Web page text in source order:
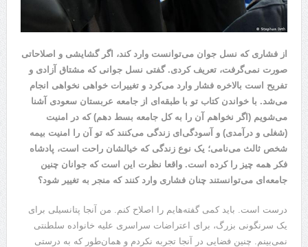
از فشاری که نسل جوان می‌توانست وارد کند، اگر گشایشی و اصلاحاتی
صورت نمی‌گرفت، تعریف کردی. گفتی نسل جوانی که مشتاق آزادی و
تفریح است بالاخره فشار وارد می‌کرد و تغییرات خواهی نخواهی انجام
می‌شد. با خواندن کتاب تو با طبقه‌ای از جامعه عربستان سعودی آشنا
می‌شویم (اگر نخواهم آن را به کل جامعه بسط دهم) که در امنیت
(شغلی و درآمدی) و آسودگی‌ای زندگی می‌کنند که تو آن را امنیت بیمه
شخص ثالث می‌نامی؛ یک نوع زندگی که خیالشان راحت است، پادشاه
فکر همه چیز را کرده است. واقعا نظرت این است که جوانان چنین
جامعه‌ای می‌توانستند چنان فشاری وارد کنند که منجر به تغییر شود؟
درست است. باید کمی گفته‌هایم را اصلاح کنم. من آنجا پتانسیلی برای
یک سرنگونی بزرگ، برای اعتراضات سراسری علیه خانواده سلطنتی
نمی‌بینم. چنین فضایی در آنجا تجربه نکردم و همان‌طور که به درستی